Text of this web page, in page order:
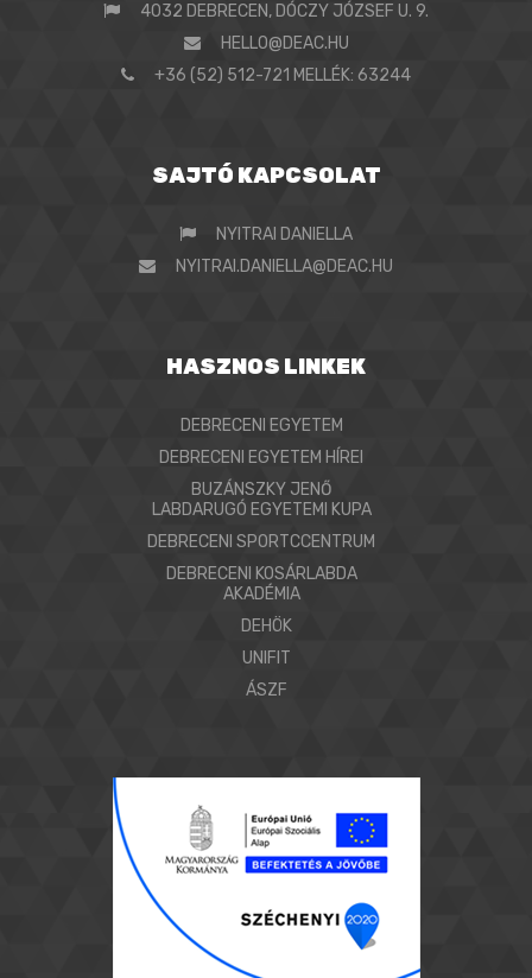
4032 DEBRECEN, DÓCZY JÓZSEF U. 9.
HELLO@DEAC.HU
+36 (52) 512-721 MELLÉK: 63244
SAJTÓ KAPCSOLAT
NYITRAI DANIELLA
NYITRAI.DANIELLA@DEAC.HU
HASZNOS LINKEK
DEBRECENI EGYETEM
DEBRECENI EGYETEM HÍREI
BUZÁNSZKY JENŐ
LABDARUGÓ EGYETEMI KUPA
DEBRECENI SPORTCCENTRUM
DEBRECENI KOSÁRLABDA
AKADÉMIA
DEHÖK
UNIFIT
ÁSZF